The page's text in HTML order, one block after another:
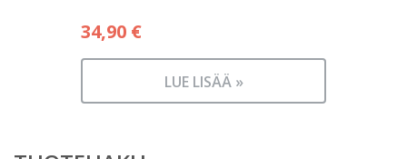
34,90 €
LUE LISÄÄ »